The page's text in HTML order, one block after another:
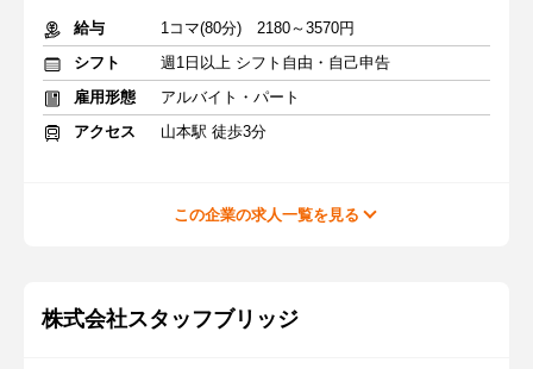
給与
1コマ(80分) 2180～3570円
シフト
週1日以上 シフト自由・自己申告
雇用形態
アルバイト・パート
アクセス
山本駅 徒歩3分
この企業の求人一覧を見る
株式会社スタッフブリッジ